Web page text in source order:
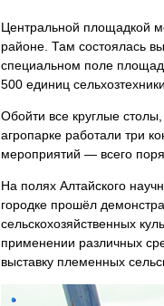
Центральной площадкой
районе. Там состоялась
специальном поле
500 единиц
Обойти все круглые
агропарке работали три
мероприятий — всего
На полях Алтайского
городке прошёл
сельскохозяйственных
применении различных
выставку племенных